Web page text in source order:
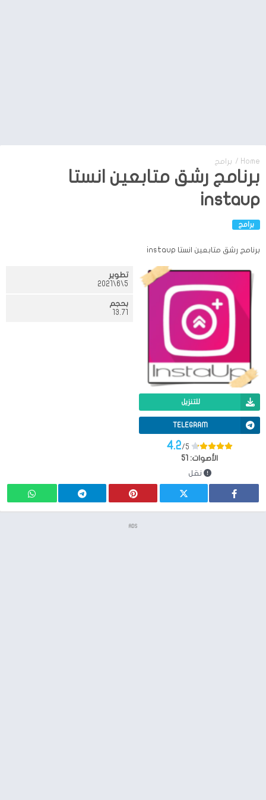
Home
/ برامج
برنامج رشق متابعين انستا
instaup
برامج
برنامج رشق متابعين انستا instaup
للتنزيل
TELEGRAM
4.2/5
الأصوات:
51
نقل
تطوير
5\6\2021
بحجم
13.71
ADS